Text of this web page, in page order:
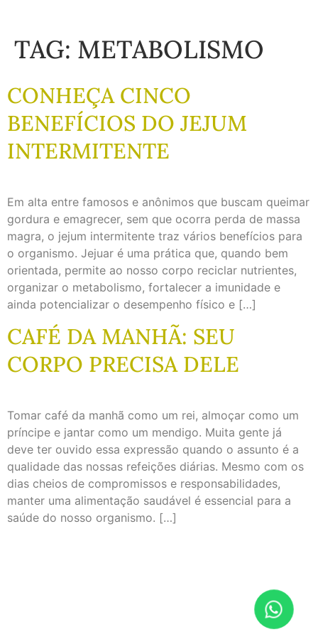
TAG: METABOLISMO
CONHEÇA CINCO
BENEFÍCIOS DO JEJUM
INTERMITENTE
Em alta entre famosos e anônimos que buscam queimar
gordura e emagrecer, sem que ocorra perda de massa
magra, o jejum intermitente traz vários benefícios para
o organismo. Jejuar é uma prática que, quando bem
orientada, permite ao nosso corpo reciclar nutrientes,
organizar o metabolismo, fortalecer a imunidade e
ainda potencializar o desempenho físico e […]
CAFÉ DA MANHÃ: SEU
CORPO PRECISA DELE
Tomar café da manhã como um rei, almoçar como um
príncipe e jantar como um mendigo. Muita gente já
deve ter ouvido essa expressão quando o assunto é a
qualidade das nossas refeições diárias. Mesmo com os
dias cheios de compromissos e responsabilidades,
manter uma alimentação saudável é essencial para a
saúde do nosso organismo. […]